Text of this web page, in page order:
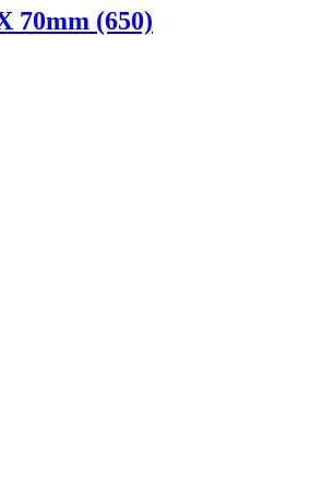
70mm (650)